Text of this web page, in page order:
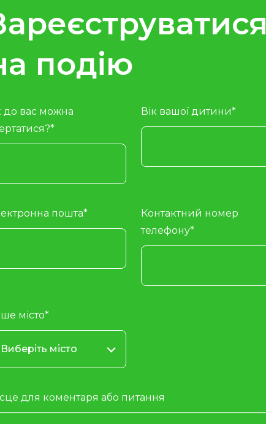
подію
до вас можна
Вік вашої дитини*
пошта*
Контактний номер
телефону*
місто*
Виберіть місто
для коментаря або питання